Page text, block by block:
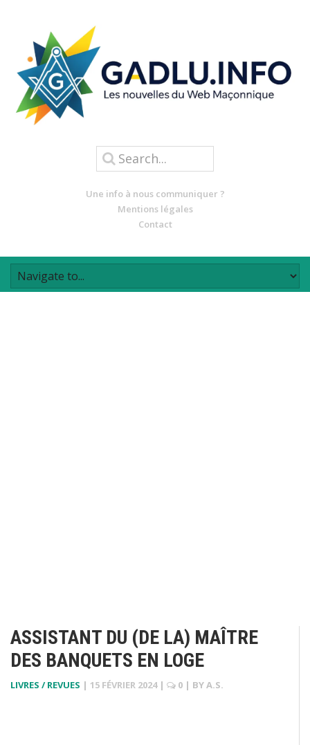
Une info à nous communiquer ?
Mentions légales
Contact
ASSISTANT DU (DE LA) MAÎTRE
DES BANQUETS EN LOGE
LIVRES / REVUES | 15 FÉVRIER 2024 | 0 | BYA.S.